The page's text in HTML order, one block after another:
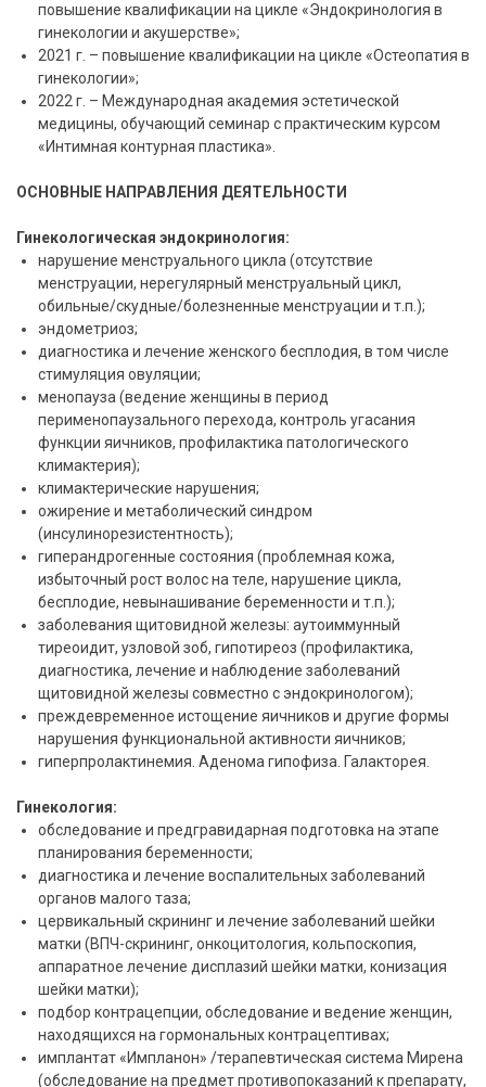
повышение квалификации на цикле «Эндокринология в
гинекологии и акушерстве»;
2021 г. – повышение квалификации на цикле «Остеопатия в
гинекологии»;
2022 г. – Международная академия эстетической
медицины, обучающий семинар с практическим курсом
«Интимная контурная пластика».
ОСНОВНЫЕ НАПРАВЛЕНИЯ ДЕЯТЕЛЬНОСТИ
Гинекологическая эндокринология:
нарушение менструального цикла (отсутствие
менструации, нерегулярный менструальный цикл,
обильные/скудные/болезненные менструации и т.п.);
эндометриоз;
диагностика и лечение женского бесплодия, в том числе
стимуляция овуляции;
менопауза (ведение женщины в период
перименопаузального перехода, контроль угасания
функции яичников, профилактика патологического
климактерия);
климактерические нарушения;
ожирение и метаболический синдром
(инсулинорезистентность);
гиперандрогенные состояния (проблемная кожа,
избыточный рост волос на теле, нарушение цикла,
бесплодие, невынашивание беременности и т.п.);
заболевания щитовидной железы: аутоиммунный
тиреоидит, узловой зоб, гипотиреоз (профилактика,
диагностика, лечение и наблюдение заболеваний
щитовидной железы совместно с эндокринологом);
преждевременное истощение яичников и другие формы
нарушения функциональной активности яичников;
гиперпролактинемия. Аденома гипофиза. Галакторея.
Гинекология:
обследование и предгравидарная подготовка на этапе
планирования беременности;
диагностика и лечение воспалительных заболеваний
органов малого таза;
цервикальный скрининг и лечение заболеваний шейки
матки (ВПЧ-скрининг, онкоцитология, кольпоскопия,
аппаратное лечение дисплазий шейки матки, конизация
шейки матки);
подбор контрацепции, обследование и ведение женщин,
находящихся на гормональных контрацептивах;
имплантат «Импланон» /терапевтическая система Мирена
(обследование на предмет противопоказаний к препарату,